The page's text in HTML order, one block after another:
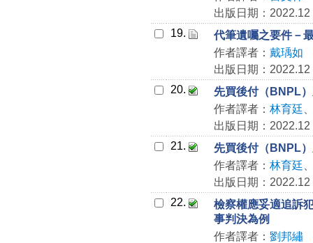
出版日期：2022.12
19.
代筆遺囑之要件－
作者譯者： 戴瑀如
出版日期：2022.12
20.
先買後付（BNPL
作者譯者： 林育廷
出版日期：2022.12
21.
先買後付（BNPL
作者譯者： 林育廷
出版日期：2022.12
22.
檢察權應妥適追訴
事判決為例
作者譯者： 劉邦繡